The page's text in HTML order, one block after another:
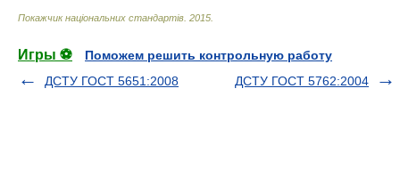
Покажчик національних стандартів 2015
Игры ⚽
Поможем решить контрольную работу
ДСТУ ГОСТ 5651:2008
ДСТУ ГОСТ 5762:2004